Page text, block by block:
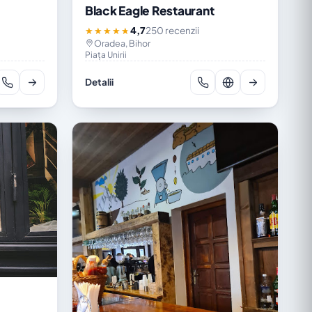
Black Eagle Restaurant
★★★★★4,7250 recenzii
Oradea, Bihor
Piața Unirii
Detalii